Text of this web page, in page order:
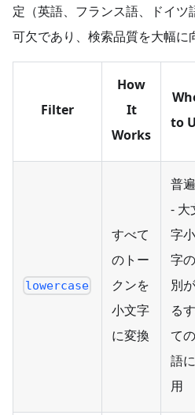
定（英語、フランス語、ドイ
可欠であり、検索品質を大幅に
Filter
How
It
Works
to
lowercase
すべて
のトー
クンを
小文字
に変換
普
- 大
字
字
別
る
て
語
用